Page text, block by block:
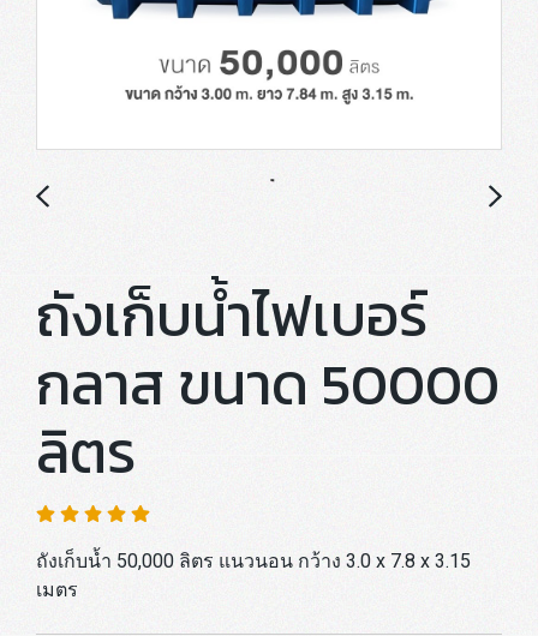
ถังเก็บน้ำไฟเบอร์
กลาส ขนาด 50000
ลิตร
ถังเก็บน้ำ 50,000 ลิตร แนวนอน กว้าง 3.0 x 7.8 x 3.15
เมตร